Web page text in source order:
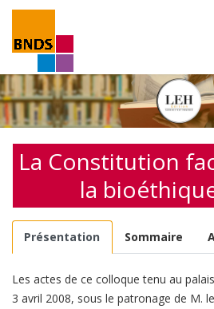
La Constitution
la
Présentation Sommaire
Les actes de ce colloque tenu au
3 avril 2008, sous le patronage de M.